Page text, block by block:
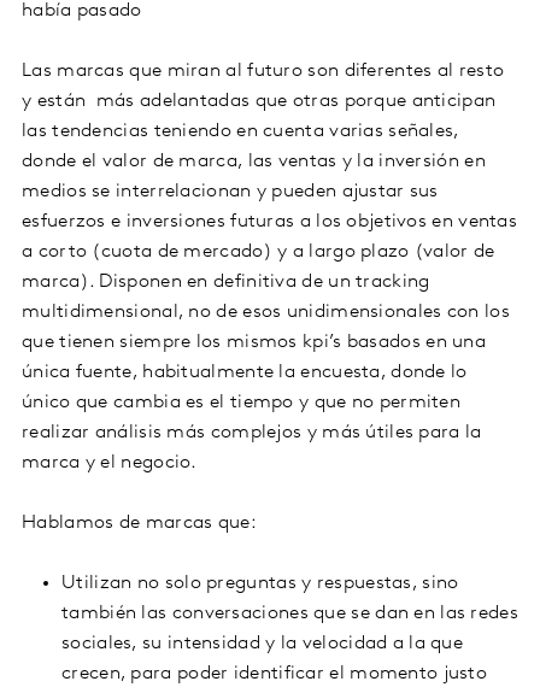
había pasado
Las marcas que miran al futuro son diferentes al resto
y están más adelantadas que otras porque anticipan
las tendencias teniendo en cuenta varias señales,
donde el valor de marca, las ventas y la inversión en
medios se interrelacionan y pueden ajustar sus
esfuerzos e inversiones futuras a los objetivos en ventas
a corto (cuota de mercado) y a largo plazo (valor de
marca). Disponen en definitiva de un tracking
multidimensional, no de esos unidimensionales con los
que tienen siempre los mismos kpi’s basados en una
única fuente, habitualmente la encuesta, donde lo
único que cambia es el tiempo y que no permiten
realizar análisis más complejos y más útiles para la
marca y el negocio.
Hablamos de marcas que:
Utilizan no solo preguntas y respuestas, sino
también las conversaciones que se dan en las redes
sociales, su intensidad y la velocidad a la que
crecen, para poder identificar el momento justo